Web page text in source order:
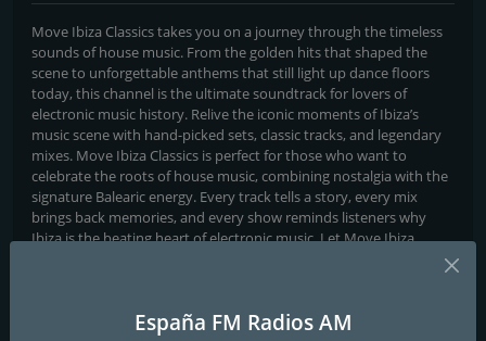
Move Ibiza Classics takes you on a journey through the timeless
sounds of house music. From the golden hits that shaped the
scene to unforgettable anthems that still light up dance floors
today, this channel is the ultimate soundtrack for lovers of
electronic music history. Relive the iconic moments of Ibiza’s
music scene with hand-picked sets, classic tracks, and legendary
mixes. Move Ibiza Classics is perfect for those who want to
celebrate the roots of house music, combining nostalgia with the
signature Balearic energy. Every track tells a story, every mix
brings back memories, and every show reminds listeners why
Ibiza is the beating heart of electronic music. Let Move Ibiza
Frecuencias FMEspaña FM Radios AM